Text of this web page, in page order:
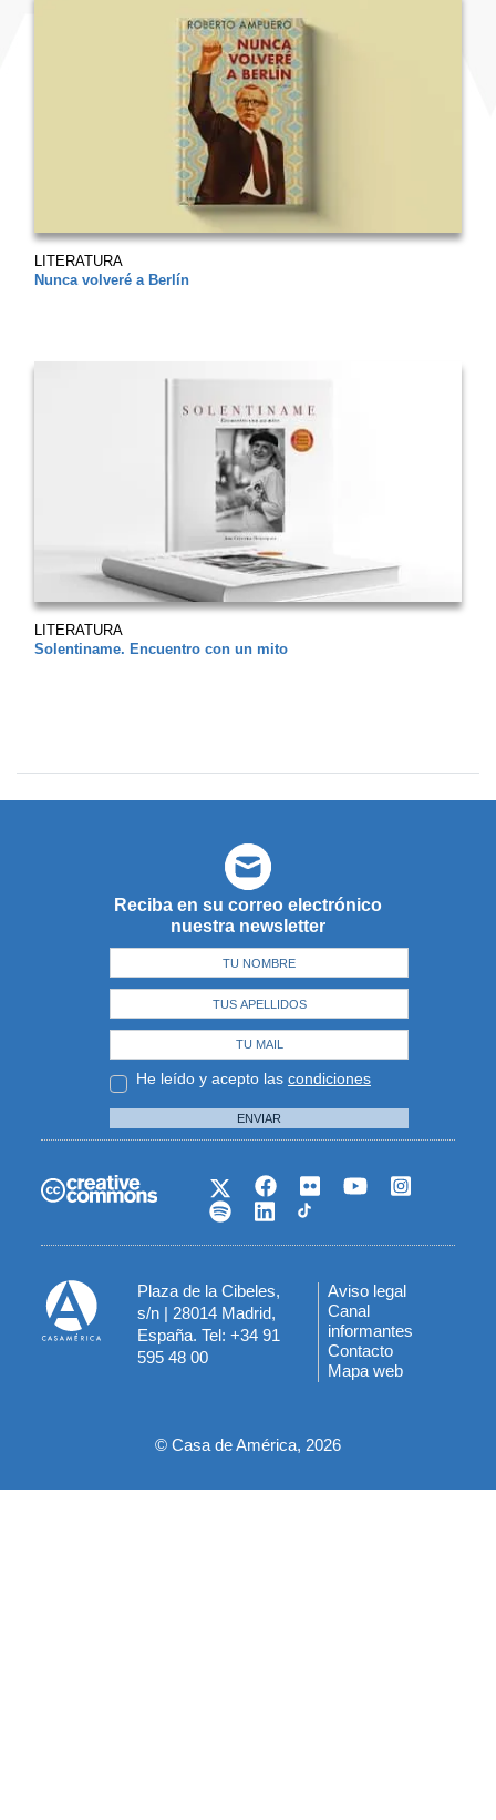
LITERATURA
Nunca volveré a Berlín
LITERATURA
Solentiname. Encuentro con un mito
Reciba en su correo electrónico
nuestra newsletter
He leído y acepto las condiciones
ENVIAR
Plaza de la Cibeles,
s/n | 28014 Madrid,
España. Tel: +34 91
595 48 00
Menú
del
pie
Aviso legal
Canal
informantes
Contacto
Mapa web
© Casa de América, 2026